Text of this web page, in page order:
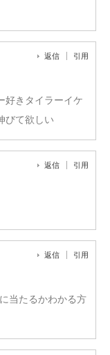
返信 引用
好きタイラーイケ
びて欲しい
返信 引用
返信 引用
当たるかわかる方